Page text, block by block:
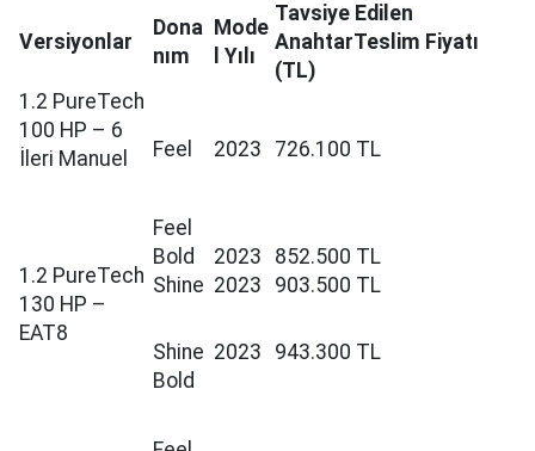
Versiyonlar
Dona
nım
Mode
l Yılı
Tavsiye Edilen
AnahtarTeslim Fiyatı
(TL)
1.2 PureTech
100 HP – 6
İleri Manuel
Feel 2023 726.100 TL
1.2 PureTech
130 HP –
EAT8
Feel
Bold
Shine
Shine
Bold
2023
2023
2023
852.500 TL
903.500 TL
943.300 TL